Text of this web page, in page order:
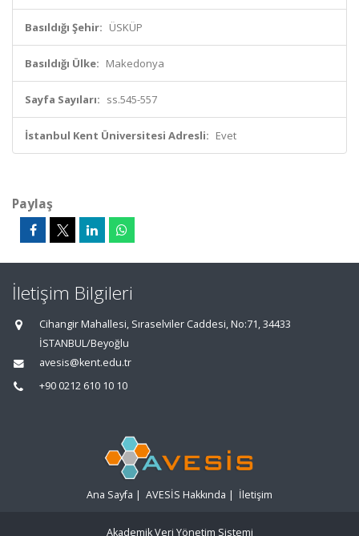
Basıldığı Şehir: ÜSKÜP
Basıldığı Ülke: Makedonya
Sayfa Sayıları: ss.545-557
İstanbul Kent Üniversitesi Adresli: Evet
Paylaş
İletişim Bilgileri
Cihangir Mahallesi, Sıraselviler Caddesi, No:71, 34433
İSTANBUL/Beyoğlu
avesis@kent.edu.tr
+90 0212 610 10 10
Ana Sayfa | AVESİS Hakkında | İletişim
Akademik Veri Yönetim Sistemi